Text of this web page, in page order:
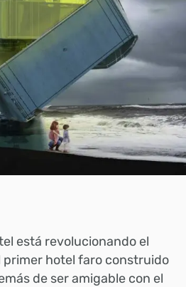
está revolucionando el
hotel faro construido
de ser amigable con el